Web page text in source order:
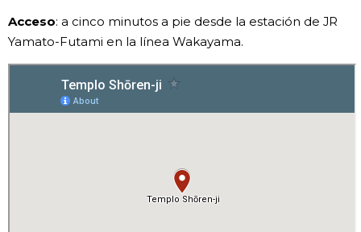
Acceso: a cinco minutos a pie desde la estación de JR
Yamato-Futami en la línea Wakayama.